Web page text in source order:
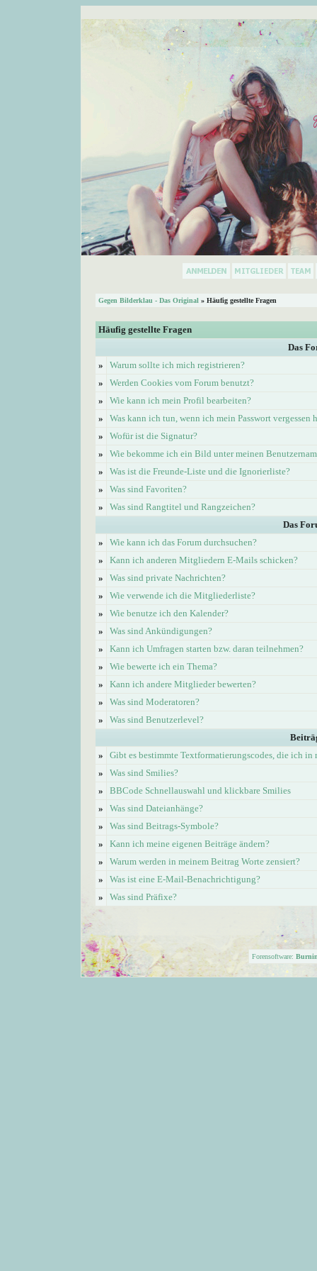
Gegen Bilderklau - Das Original » Häufig gestellte Fragen
Häufig gestellte Fragen
Das
»
Warum sollte ich mich registrieren?
»
Werden Cookies vom Forum benutzt?
»
Wie kann ich mein Profil bearbeiten?
»
Was kann ich tun, wenn ich mein Passwort vergessen
»
Wofür ist die Signatur?
»
Wie bekomme ich ein Bild unter meinen
»
Was ist die Freunde-Liste und die Ignorierliste?
»
Was sind Favoriten?
»
Was sind Rangtitel und Rangzeichen?
Das
»
Wie kann ich das Forum durchsuchen?
»
Kann ich anderen Mitgliedern E-Mails schicken?
»
Was sind private Nachrichten?
»
Wie verwende ich die Mitgliederliste?
»
Wie benutze ich den Kalender?
»
Was sind Ankündigungen?
»
Kann ich Umfragen starten bzw. daran teilnehmen?
»
Wie bewerte ich ein Thema?
»
Kann ich andere Mitglieder bewerten?
»
Was sind Moderatoren?
»
Was sind Benutzerlevel?
»
Gibt es bestimmte Textformatierungscodes, die ich
»
Was sind Smilies?
»
BBCode Schnellauswahl und klickbare Smilies
»
Was sind Dateianhänge?
»
Was sind Beitrags-Symbole?
»
Kann ich meine eigenen Beiträge ändern?
»
Warum werden in meinem Beitrag Worte zensiert?
»
Was ist eine E-Mail-Benachrichtigung?
»
Was sind Präfixe?
Forensoftware: